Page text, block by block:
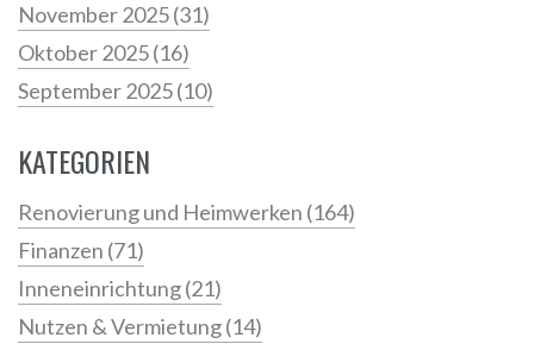
November 2025(31)
Oktober 2025(16)
September 2025(10)
KATEGORIEN
Renovierung und Heimwerken (164)
Finanzen (71)
Inneneinrichtung(21)
Nutzen & Vermietung(14)